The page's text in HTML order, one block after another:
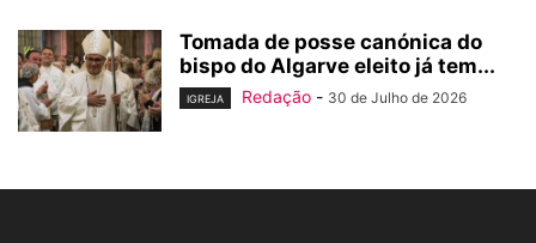
Tomada de posse canónica do
bispo do Algarve eleito já tem...
IGREJA Redação - 30 de Julho de 2026